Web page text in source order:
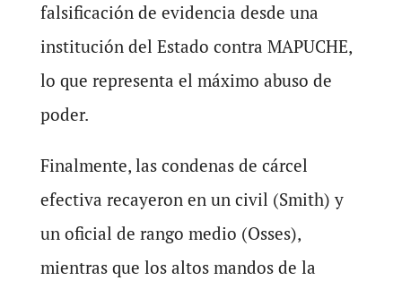
falsificación de evidencia desde una
institución del Estado contra MAPUCHE,
lo que representa el máximo abuso de
poder.
Finalmente, las condenas de cárcel
efectiva recayeron en un civil (Smith) y
un oficial de rango medio (Osses),
mientras que los altos mandos de la